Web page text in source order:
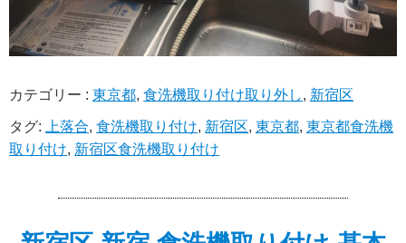
カテゴリー :東京都,食洗機取り付け取り外し, 新宿区
タグ:上落合,食洗機取り付け, 新宿区,東京都,東京都食洗機
取り付け, 新宿区食洗機取り付け